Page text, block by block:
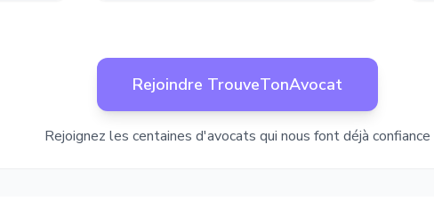
Rejoindre TrouveTonAvocat
Rejoignez les centaines d'avocats qui nous font déjà confiance